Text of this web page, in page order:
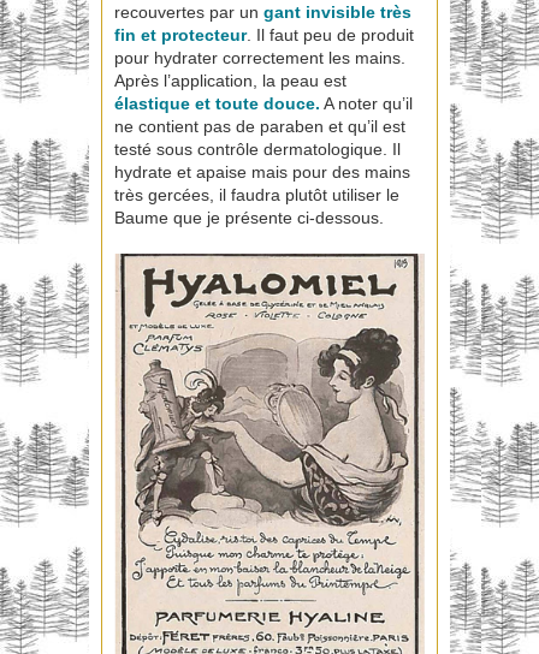
recouvertes par un gant invisible très
fin et protecteur. Il faut peu de produit
pour hydrater correctement les mains.
Après l’application, la peau est
élastique et toute douce. A noter qu’il
ne contient pas de paraben et qu’il est
testé sous contrôle dermatologique. Il
hydrate et apaise mais pour des mains
très gercées, il faudra plutôt utiliser le
Baume que je présente ci-dessous.